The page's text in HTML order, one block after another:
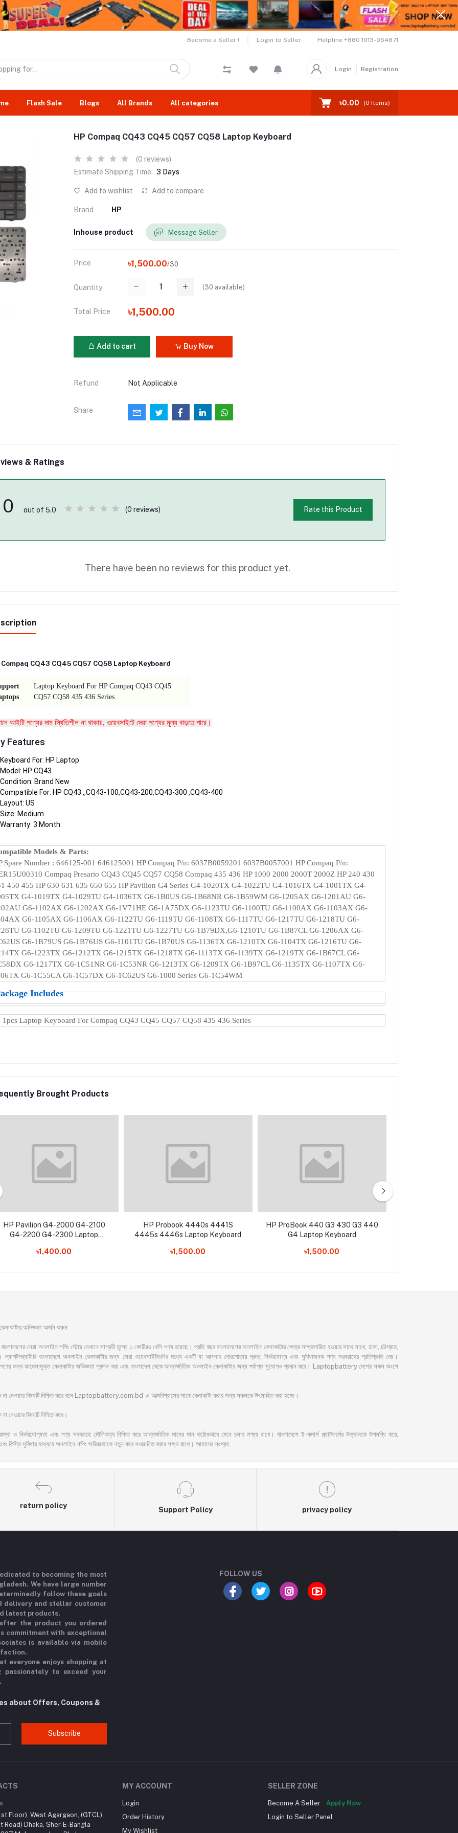
Become a Seller ! Login to Seller Helpline +880 1913-964871
Login Registration
Flash Sale Blogs All Brands All categories ৳0.00 (0 Items)
HP Compaq CQ43 CQ45 CQ57 CQ58 Laptop Keyboard
(0 reviews)
Estimate Shipping Time: 3 Days
Add to wishlist Add to compare
Brand HP
Inhouse product Message Seller
Price ৳1,500.00/30
Quantity (30 available)
Total Price ৳1,500.00
Add to cart Buy Now
Refund Not Applicable
Share
& Ratings
0 out of 5.0 (0 reviews) Rate this Product
There have been no reviews for this product yet.
Compaq CQ43 CQ45 CQ57 CQ58 Laptop Keyboard
Laptop Keyboard For HP Compaq CQ43 CQ45
CQ57 CQ58 435 436 Series
আইটি পণ্যের দাম স্থিতিশীল না থাকায়, ওয়েবসাইটে দেয়া পণ্যের মূল্য বাড়তে পারে।
Features
Keyboard For: HP Laptop
Model: HP CQ43
Condition: Brand New
Compatible For: HP CQ43 ,,CQ43-100,CQ43-200,CQ43-300 ,CQ43-400
Layout: US
Size: Medium
Warranty: 3 Month
Models & Parts:
Spare Number : 646125-001 646125001 HP Compaq P/n: 6037B0059201 6037B0057001 HP Compaq P/n:
Compaq Presario CQ43 CQ45 CQ57 CQ58 Compaq 435 436 HP 1000 2000 2000T 2000Z HP 240 430
450 455 HP 630 631 635 650 655 HP Pavilion G4 Series G4-1020TX G4-1022TU G4-1016TX G4-1001TX G4-
G4-1019TX G4-1029TU G4-1036TX G6-1B0US G6-1B68NR G6-1B59WM G6-1205AX G6-1201AU G6-
G6-1102AX G6-1202AX G6-1V71HE G6-1A75DX G6-1123TU G6-1100TU G6-1100AX G6-1103AX G6-
G6-1105AX G6-1106AX G6-1122TU G6-1119TU G6-1108TX G6-1117TU G6-1217TU G6-1218TU G6-
G6-1102TU G6-1209TU G6-1221TU G6-1227TU G6-1B79DX,G6-1210TU G6-1B87CL G6-1206AX G6-
G6-1B79US G6-1B76US G6-1101TU G6-1B70US G6-1136TX G6-1210TX G6-1104TX G6-1216TU G6-
G6-1223TX G6-1212TX G6-1215TX G6-1218TX G6-1113TX G6-1139TX G6-1219TX G6-1B67CL G6-
G6-1217TX G6-1C51NR G6-1C53NR G6-1213TX G6-1209TX G6-1B97CL G6-1135TX G6-1107TX G6-
G6-1C55CA G6-1C57DX G6-1C62US G6-1000 Series G6-1C54WM
Includes
Laptop Keyboard For Compaq CQ43 CQ45 CQ57 CQ58 435 436 Series
Brought Products
HP Pavilion G4-2000 G4-2100
G4-2200 G4-2300 Laptop
৳1,400.00
HP Probook 4440s 4441S
4445s 4446s Laptop Keyboard
৳1,500.00
HP ProBook 440 G3 430 G3 440
G4 Laptop Keyboard
৳1,500.00
অভিজ্ঞতা অর্জন করুন
সেরা অনলাইন শপিং স্টোর যেখানে সাশ্রয়ী মূল্যে ১ কোটিরও বেশি পণ্য রয়েছে। প্রতি বছর বাংলাদেশের অনলাইন কেনাকাটার ক্ষেত্র সম্প্রসারিত হওয়ার সাথে সাথে, ঢাকা, চট্টগ্রাম,
বাংলাদেশে অনলাইন কেনাকাটার জন্য সেরা ওয়েবসাইটগুলির মধ্যে একটি যা আপনার দোরগোড়ায় দ্রুত, নির্ভরযোগ্য এবং সুবিধাজনক পণ্য সরবরাহের প্রতিশ্রুতি দেয়।
জন্য ঝামেলামুক্ত কেনাকাটার অভিজ্ঞতা প্রদান করা এবং বাংলাদেশ থেকে আন্তর্জাতিক অনলাইন কেনাকাটার জন্য পর্যাপ্ত সুযোগও প্রদান করে। Laptopbattery দেশের সকল অংশে
না নেওয়ার বিষয়টি নিশ্চিত করে বলে Laptopbattery.com.bd-এ আত্মবিশ্বাসের সাথে কেনাকাটা করার জন্য সকলকে উৎসাহিত করা হচ্ছে।
নেওয়ার বিষয়টি নিশ্চিত করে।
ও নির্ভরযোগ্যতা এবং পণ্য সরবরাহে মৌলিকত্ব নিশ্চিত করে আন্তর্জাতিক মানের মান কঠোরভাবে মেনে চলার লক্ষ্য রাখে। বাংলাদেশে ই-কমার্স প্ল্যাটফর্মের উত্থানকে উপলব্ধি করে,
কিস্তি সুবিধার মাধ্যমে অনলাইন শপিং অভিজ্ঞতাকে নতুন করে সংজ্ঞায়িত করার লক্ষ্য রাখে। আমাদের সংগ্রহ
return policy
Support Policy privacy policy
to becoming the most
We have large number
follow these goals
delivery and stellar customer
latest products.
the product you ordered
commitment with exceptional
is available via mobile
everyone enjoys shopping at
to exceed your
about Offers, Coupons &
Subscribe
FOLLOW US
Floor), West Agargaon, (GTCL),
Road) Dhaka, Sher-E-Bangla
MY ACCOUNT
Login
Order History
My Wishlist
SELLER ZONE
Become A Seller
Apply Now
Login to Seller Panel